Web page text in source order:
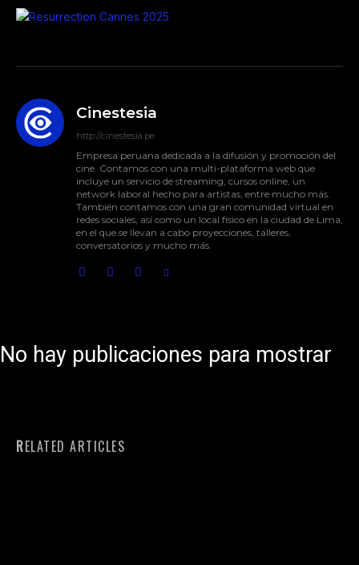
Cinestesia
http://cinestesia.pe
Empresa peruana dedicada a la difusión y promoción del
cine. Contamos con una multi-plataforma web que
incluye un servicio de streaming, cursos online, un
network laboral hecho para artistas, entre mucho más.
También contamos con una gran comunidad virtual en
redes sociales, así como un local físico en la ciudad de Lima,
en el que se llevan a cabo proyecciones, talleres,
conversatorios y mucho más.
No hay publicaciones para mostrar
RELATED ARTICLES